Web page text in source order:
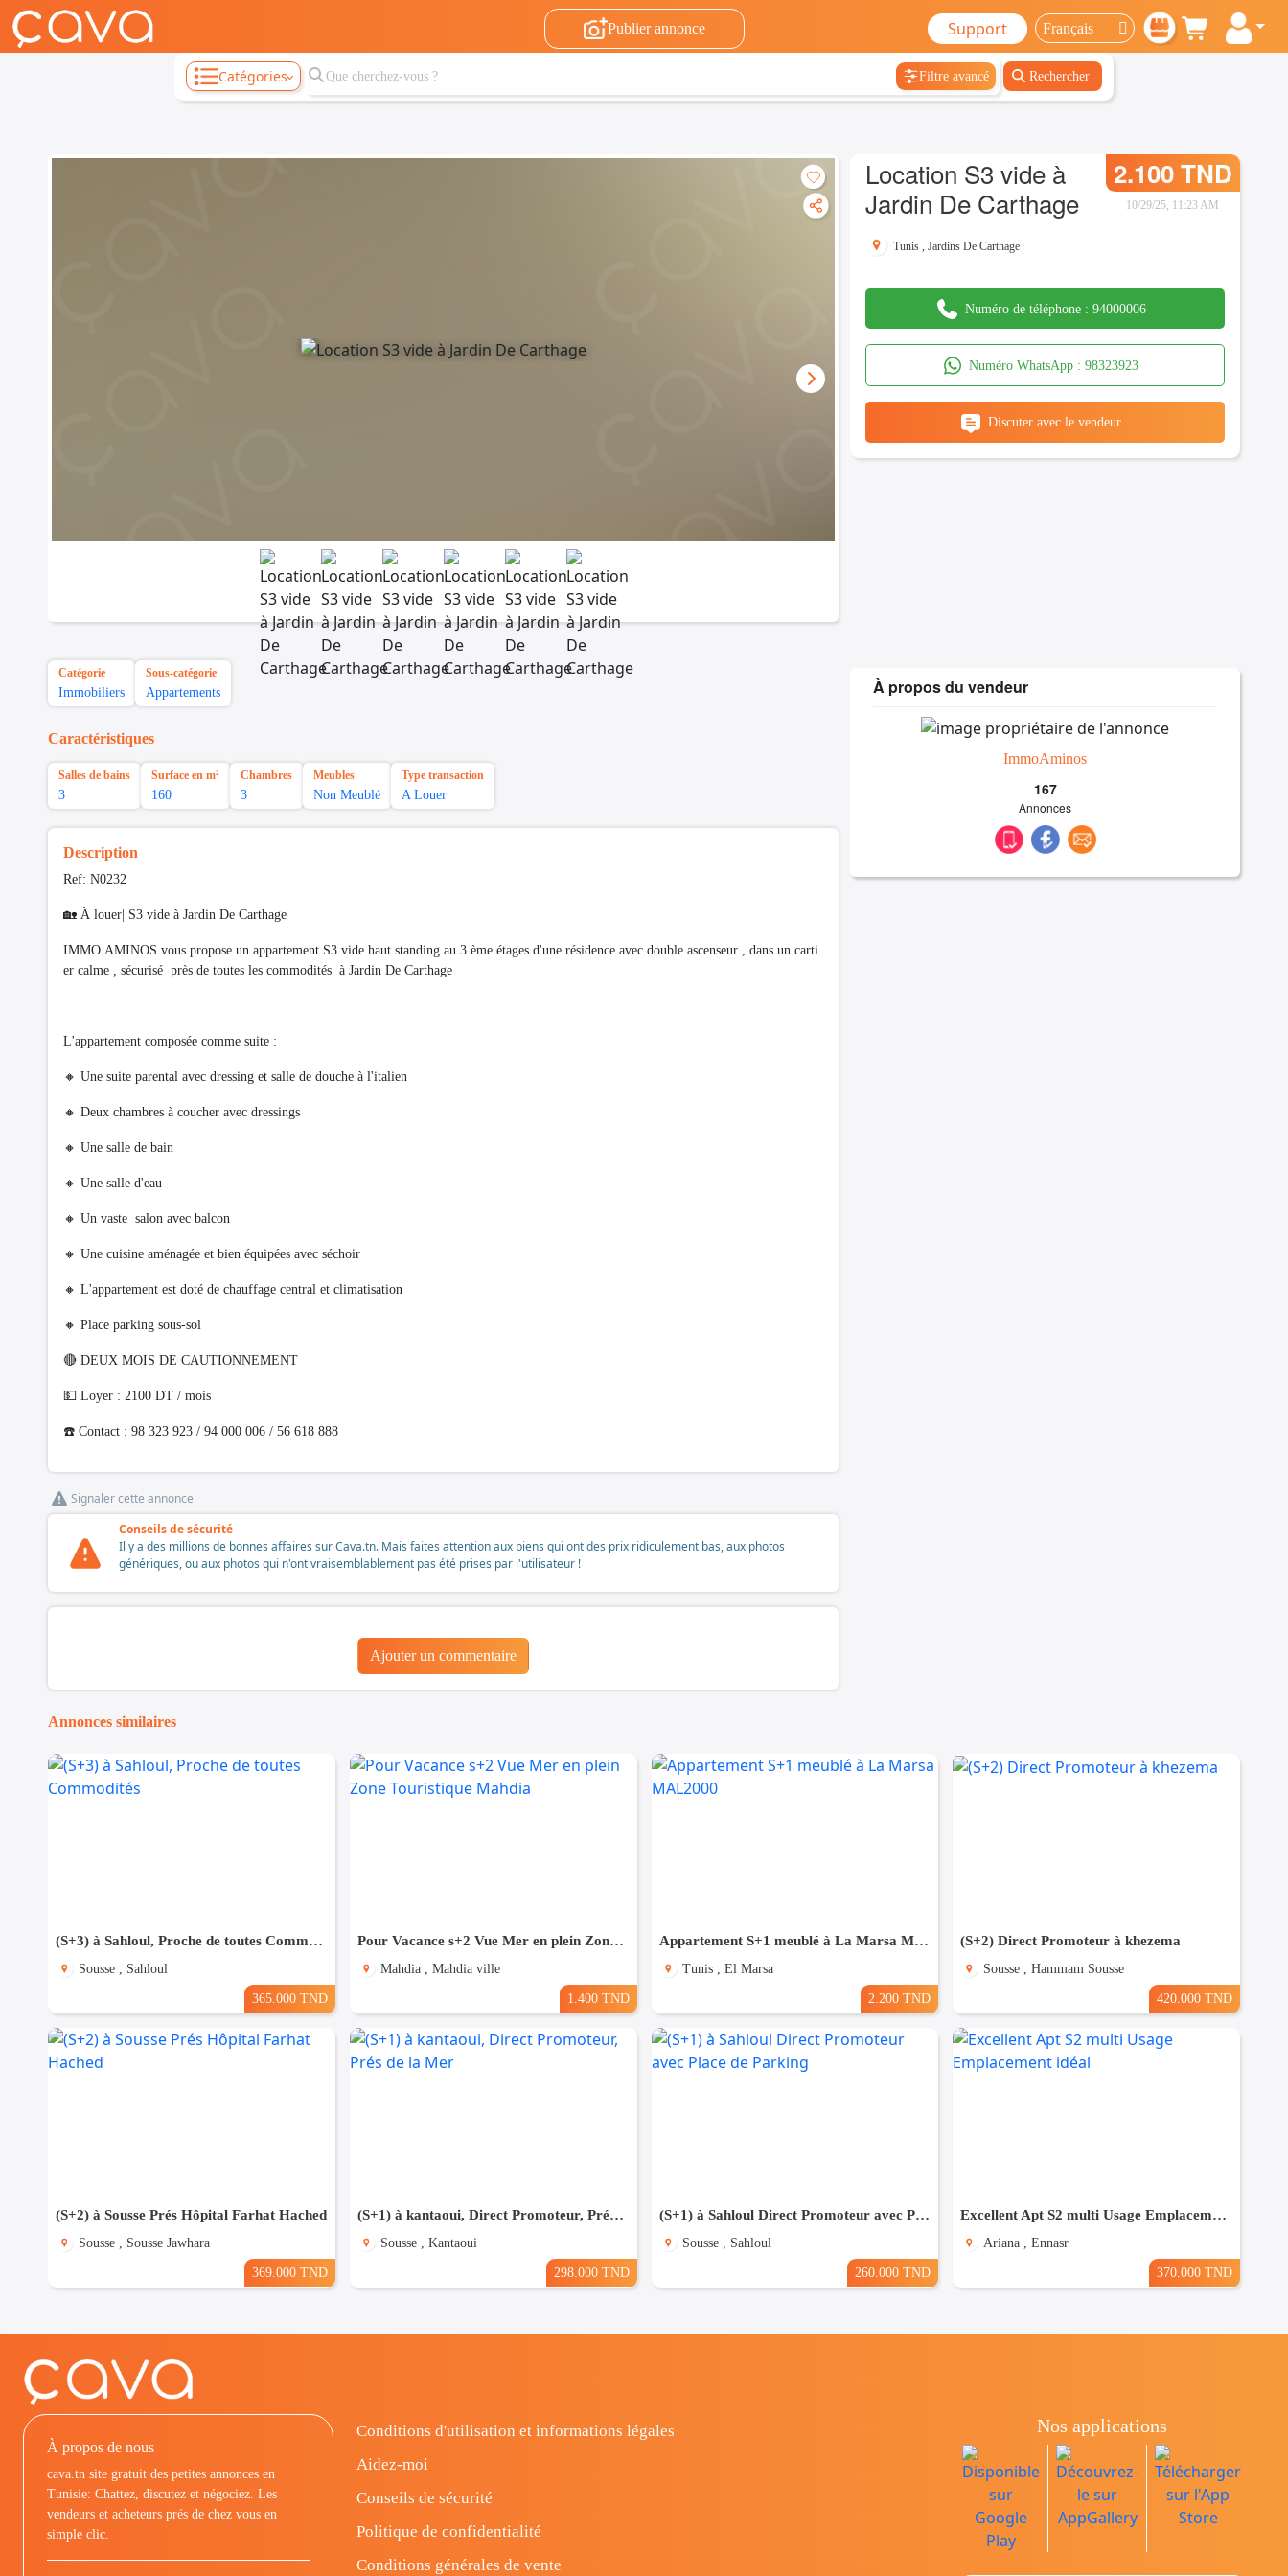
Publier annonce Support
Catégories Filtre avancé Rechercher
Location S3 vide à
Jardin De Carthage
2.100 TND
10/29/25, 11:23 AM
Tunis ,Jardins De Carthage
Numéro de téléphone : 94000006
Numéro WhatsApp :98323923
Discuter avec le vendeur
Catégorie
Immobiliers
Sous-catégorie
Appartements
Caractéristiques
Salles de bains
3
Surface en m²
160
Chambres
3
Meubles
Non Meublé
Type transaction
A Louer
Description
Ref: N0232
🏡 À louer| S3 vide à Jardin De Carthage
IMMO AMINOS vous propose un appartement S3 vide haut standing au 3 ème étages d'une résidence avec double ascenseur , dans un carti
er calme , sécurisé près de toutes les commodités à Jardin De Carthage
L'appartement composée comme suite :
🔸️ Une suite parental avec dressing et salle de douche à l'italien
🔸️ Deux chambres à coucher avec dressings
🔸️ Une salle de bain
🔸️ Une salle d'eau
🔸️ Un vaste salon avec balcon
🔸️ Une cuisine aménagée et bien équipées avec séchoir
🔸️ L'appartement est doté de chauffage central et climatisation
🔸️ Place parking sous-sol
🔴 DEUX MOIS DE CAUTIONNEMENT
💵 Loyer : 2100 DT / mois
☎️ Contact : 98 323 923 / 94 000 006 / 56 618 888
Signaler cette annonce
Conseils de sécurité
Il y a des millions de bonnes affaires sur Cava.tn. Mais faites attention aux biens qui ont des prix ridiculement bas, aux photos
génériques, ou aux photos qui n'ont vraisemblablement pas été prises par l'utilisateur !
Ajouter un commentaire
À propos du vendeur
ImmoAminos
167
Annonces
Annonces similaires
(S+3) à Sahloul, Proche de toutes Commodités
Sousse , Sahloul
365.000 TND
Pour Vacance s+2 Vue Mer en plein Zone Touristique Mahdia
Mahdia , Mahdia ville
1.400 TND
Appartement S+1 meublé à La Marsa MAL2000
Tunis , El Marsa
2.200 TND
(S+2) Direct Promoteur à khezema
Sousse , Hammam Sousse
420.000 TND
(S+2) à Sousse Prés Hôpital Farhat Hached
Sousse , Sousse Jawhara
369.000 TND
(S+1) à kantaoui, Direct Promoteur, Prés de la Mer
Sousse , Kantaoui
298.000 TND
(S+1) à Sahloul Direct Promoteur avec Place de Parking
Sousse , Sahloul
260.000 TND
Excellent Apt S2 multi Usage Emplacement idéal
Ariana , Ennasr
370.000 TND
À propos de nous
cava.tn site gratuit des petites annonces en
Tunisie: Chattez, discutez et négociez. Les
vendeurs et acheteurs prés de chez vous en
simple clic.
Conditions d'utilisation et informations légales
Aidez-moi
Conseils de sécurité
Politique de confidentialité
Conditions générales de vente
Nos applications